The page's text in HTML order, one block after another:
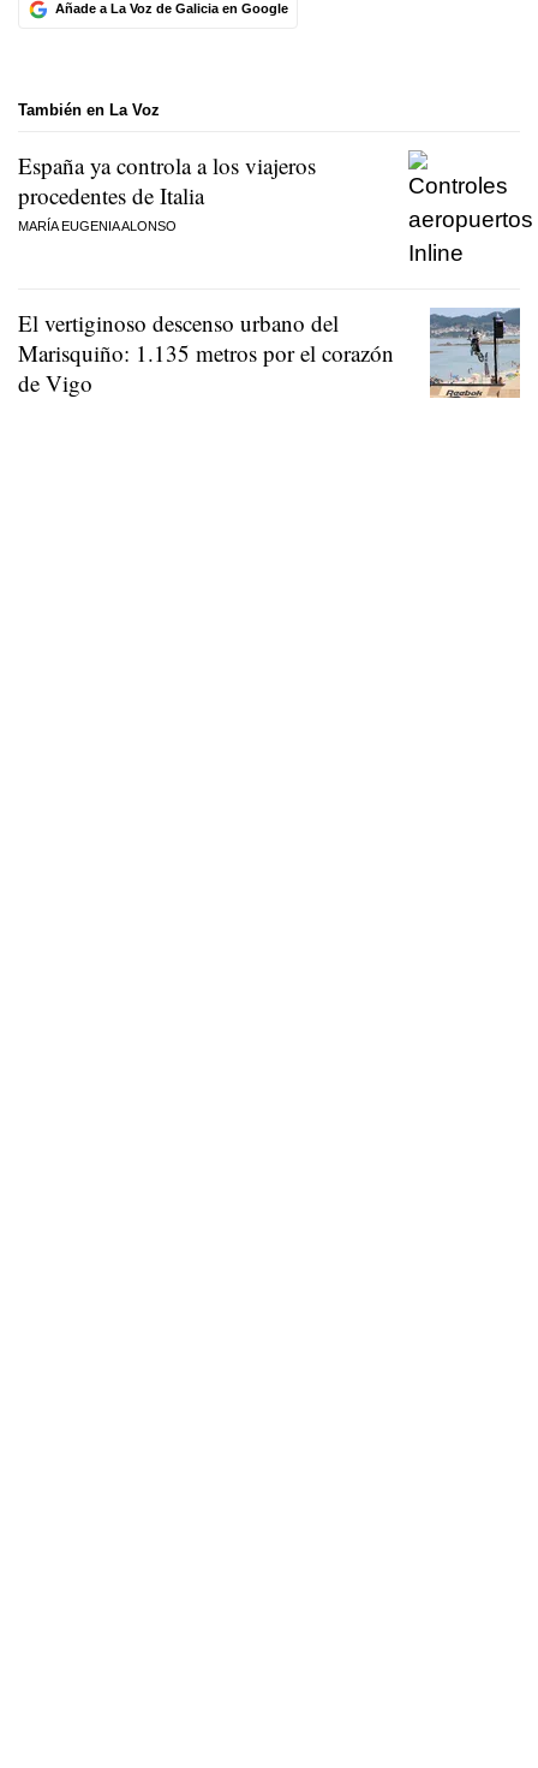
Añade a La Voz de Galicia en Google
También en La Voz
España ya controla a los viajeros
procedentes de Italia
MARÍA EUGENIA ALONSO
El vertiginoso descenso urbano del
Marisquiño: 1.135 metros por el corazón
de Vigo